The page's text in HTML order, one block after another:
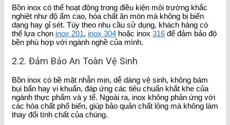
Bồn inox có thể hoạt động trong điều kiện môi trường khắc
nghiệt như độ ẩm cao, hóa chất ăn mòn mà không bị biến
dạng hay gỉ sét. Tùy theo nhu cầu sử dụng, khách hàng có
thể lựa chọn inox 201, inox 304 hoặc inox 316 để đảm bảo độ
bền phù hợp với ngành nghề của mình.
2.2. Đảm Bảo An Toàn Vệ Sinh
Bồn inox có bề mặt nhẵn mịn, dễ dàng vệ sinh, không bám
bụi bẩn hay vi khuẩn, đáp ứng các tiêu chuẩn khắt khe của
ngành thực phẩm và y tế. Ngoài ra, inox không phản ứng với
các hóa chất phổ biến, giúp bảo quản chất lỏng mà không làm
thay đổi tính chất của chúng.